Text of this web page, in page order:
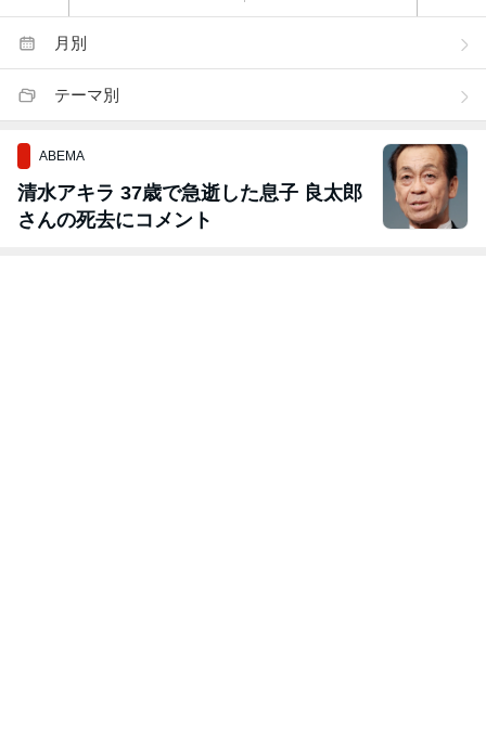
月別
テーマ別
ABEMA
清水アキラ 37歳で急逝した息子 良太郎
さんの死去にコメント